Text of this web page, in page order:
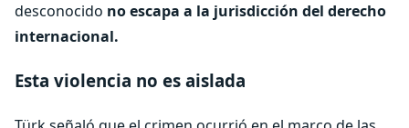
desconocido no escapa a la jurisdicción del derecho
internacional.
Esta violencia no es aislada